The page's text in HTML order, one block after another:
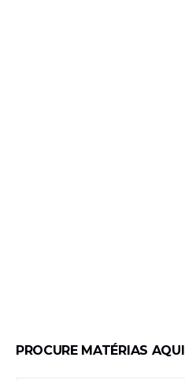
PROCURE MATÉRIAS AQUI